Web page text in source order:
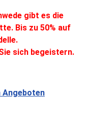
gibt es die
Bis zu 50% auf
sich begeistern.
Angeboten